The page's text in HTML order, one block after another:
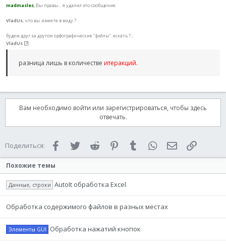
madmasles, Вы правы... я удалил это сообщение.
VladUs, что вы имеете в виду ?
будем друг за другом орфографические "фэйлы" искать ? ;
VladUs [?]
разница лишь в количестве итеракций.
Вам необходимо войти или зарегистрироваться, чтобы здесь
отвечать.
Поделиться: FacebookTwitter Reddit PinterestTumblr WhatsAppЭлектронная
Похожие темы
Данные, строки AutoIt обработка Excel
Обработка содержимого файлов в разных местах
Элементы GUI Обработка нажатий кнопок